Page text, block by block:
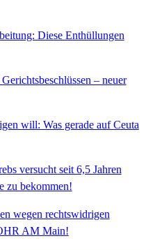
Diese Enthüllungen
– neuer
will: Was gerade auf Ceuta
versucht seit 6,5 Jahren
zu bekommen!
wegen rechtswidrigen
AM Main!